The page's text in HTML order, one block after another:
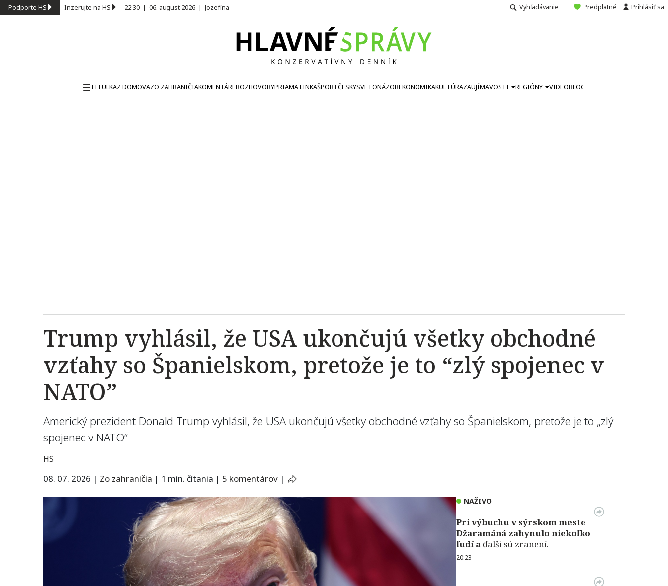
Podporte HS Inzerujte na HS 22:30 | 06. august 2026 | Jozefína Vyhľadávanie Predplatné Prihlásiť sa
TITULKAZ DOMOVAZO ZAHRANIČIAKOMENTÁREROZHOVORYPRIAMA LINKAŠPORTČESKYSVETONÁZOREKONOMIKAKULTÚRAZAUJÍMAVOSTI REGIÓNY VIDEOBLOG
Trump vyhlásil, že USA ukončujú všetky obchodné
vzťahy so Španielskom, pretože je to “zlý spojenec v
NATO”
Americký prezident Donald Trump vyhlásil, že USA ukončujú všetky obchodné vzťahy so Španielskom, pretože je to „zlý
spojenec v NATO“
HS
08. 07. 2026 | Zo zahraničia | 1 min. čítania | 5 komentárov |
NAŽIVO
Pri výbuchu v sýrskom meste
Džaramáná zahynulo niekoľko
ľudí a ďalší sú zranení.
20:23